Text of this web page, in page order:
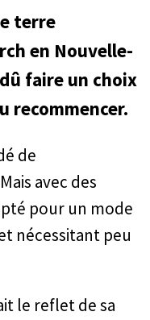
terre
en Nouvelle-
faire un choix
recommencer.
de
avec des
pour un mode
nécessitant peu
le reflet de sa